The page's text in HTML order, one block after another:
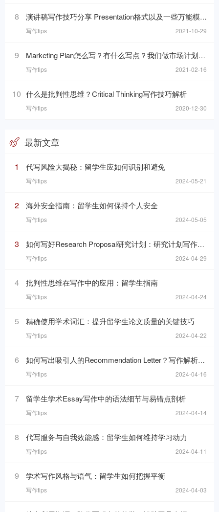
8 演讲稿写作技巧分享 Presentation格式以及一些万能模板句分享
写作tips 2021-10-29
9 Marketing Plan怎么写？有什么写点？我们做市场计划的目的是什么呢？
写作tips 2021-02-16
10 什么是批判性思维？Critical Thinking写作技巧解析
写作tips 2020-12-30
最新文章
1 代写风险大揭秘：留学生应如何识别和避免
写作tips 2024-05-21
2 海外安全指南：留学生如何保持个人安全
写作tips 2024-05-05
3 如何写好Research Proposal研究计划：研究计划写作的七个要素
写作tips 2024-04-29
4 批判性思维在写作中的应用：留学生指南
写作tips 2024-04-24
5 精确使用学术词汇：提升留学生论文质量的关键技巧
写作tips 2024-04-22
6 如何写出吸引人的Recommendation Letter？写作解析与技巧！
写作tips 2024-04-16
7 留学生学术Essay写作中的语法细节与易错点剖析
写作tips 2024-04-14
8 代写服务与自我效能感：留学生如何维持学习动力
写作tips 2024-04-11
9 学术写作风格与语气：留学生如何把握平衡
写作tips 2024-04-03